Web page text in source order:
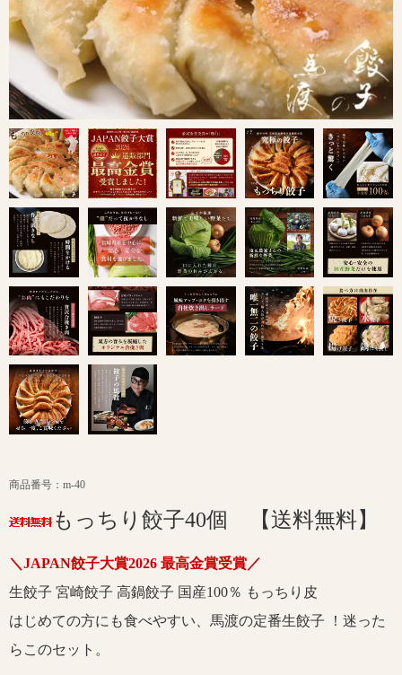
商品番号：m-40
もっちり餃子40個 【送料無料】
＼JAPAN餃子大賞2026 最高金賞受賞／
生餃子 宮崎餃子 高鍋餃子 国産100％ もっちり皮
はじめての方にも食べやすい、馬渡の定番生餃子 ！迷った
らこのセット。